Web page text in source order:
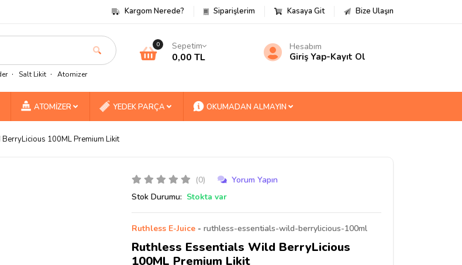
Kargom Nerede? Siparişlerim Kasaya Git Bize Ulaşın
Salt Likit Atomizer
0 Sepetim
0,00 TL
Hesabım
Giriş Yap-Kayıt Ol
ATOMİZER YEDEK PARÇA OKUMADAN ALMAYIN
100ML Premium Likit
(0)
Yorum Yapın
Stok Durumu: Stokta var
Ruthless E-Juice- ruthless-essentials-wild-berrylicious-100ml
Ruthless Essentials Wild BerryLicious
100ML Premium Likit